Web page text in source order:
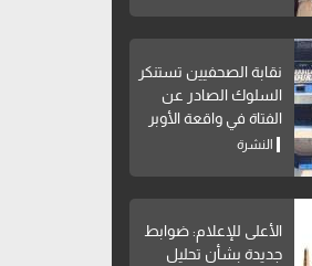
نقابة الصحفيين تستنكر
السلوك الصادر عن
الفتاة في واقعة الأوبر
النشرة
الأعلى للإعلام: ضوابط
جديدة بشأن تحليل